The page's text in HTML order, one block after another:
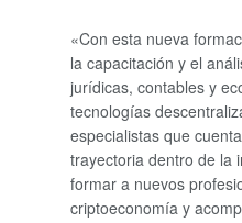
«Con esta nueva
la capacitación y el
jurídicas, contables y
tecnologías
especialistas que
trayectoria dentro de la
formar a nuevos
criptoeconomía y